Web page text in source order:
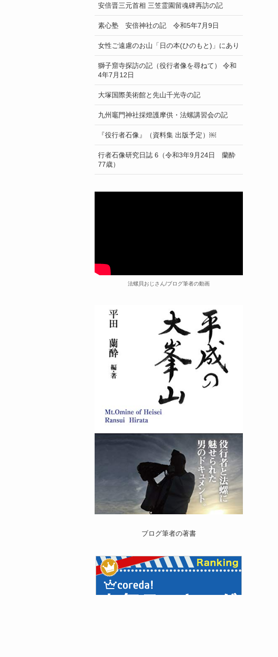
安倍晋三元首相 三笠霊園留魂碑再訪の記
素心塾 安倍神社の記 令和5年7月9日
女性ご遠慮のお山「日の本(ひのもと)」にあり
獅子窟寺探訪の記（役行者像を尋ねて） 令和
4年7月12日
大塚国際美術館と先山千光寺の記
九州竈門神社採燈護摩供・法螺講習会の記
『役行者石像』（資料集 出版予定）￼
行者石像研究日誌 6（令和3年9月24日 蘭酔
77歳）
法螺貝おじさん/ブログ筆者の動画
ブログ筆者の著書